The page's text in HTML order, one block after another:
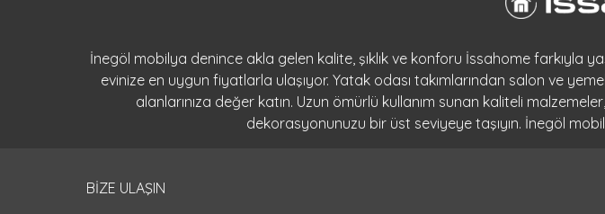
İnegöl mobilya denince akla gelen kalite, şıklık ve konforu İssahome
evinize en uygun fiyatlarla ulaşıyor. Yatak odası takımlarından salon ve
alanlarınıza değer katın. Uzun ömürlü kullanım sunan kaliteli
dekorasyonunuzu bir üst seviyeye taşıyın. İnegöl
BİZE ULAŞIN